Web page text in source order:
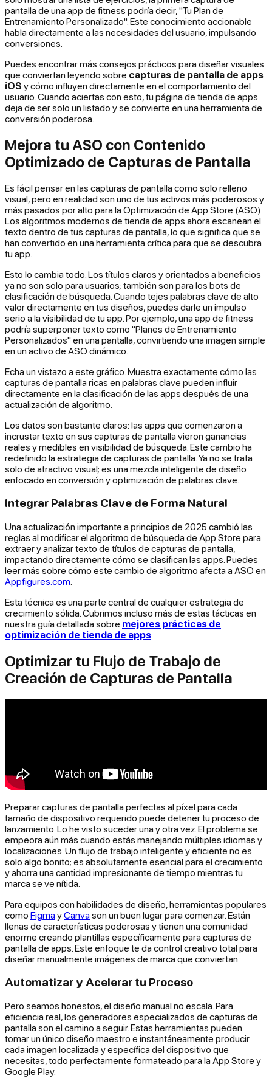
pantalla de una app de fitness podría decir, "Tu Plan de
Entrenamiento Personalizado". Este conocimiento accionable
habla directamente a las necesidades del usuario, impulsando
conversiones.
Puedes encontrar más consejos prácticos para diseñar visuales
que conviertan leyendo sobre capturas de pantalla de apps
iOS y cómo influyen directamente en el comportamiento del
usuario. Cuando aciertas con esto, tu página de tienda de apps
deja de ser solo un listado y se convierte en una herramienta de
conversión poderosa.
Mejora tu ASO con Contenido
Optimizado de Capturas de Pantalla
Es fácil pensar en las capturas de pantalla como solo relleno
visual, pero en realidad son uno de tus activos más poderosos y
más pasados por alto para la Optimización de App Store (ASO).
Los algoritmos modernos de tienda de apps ahora escanean el
texto dentro de tus capturas de pantalla, lo que significa que se
han convertido en una herramienta crítica para que se descubra
tu app.
Esto lo cambia todo. Los títulos claros y orientados a beneficios
ya no son solo para usuarios; también son para los bots de
clasificación de búsqueda. Cuando tejes palabras clave de alto
valor directamente en tus diseños, puedes darle un impulso
serio a la visibilidad de tu app. Por ejemplo, una app de fitness
podría superponer texto como "Planes de Entrenamiento
Personalizados" en una pantalla, convirtiendo una imagen simple
en un activo de ASO dinámico.
Echa un vistazo a este gráfico. Muestra exactamente cómo las
capturas de pantalla ricas en palabras clave pueden influir
directamente en la clasificación de las apps después de una
actualización de algoritmo.
Los datos son bastante claros: las apps que comenzaron a
incrustar texto en sus capturas de pantalla vieron ganancias
reales y medibles en visibilidad de búsqueda. Este cambio ha
redefinido la estrategia de capturas de pantalla. Ya no se trata
solo de atractivo visual; es una mezcla inteligente de diseño
enfocado en conversión y optimización de palabras clave.
Integrar Palabras Clave de Forma Natural
Una actualización importante a principios de 2025 cambió las
reglas al modificar el algoritmo de búsqueda de App Store para
extraer y analizar texto de títulos de capturas de pantalla,
impactando directamente cómo se clasifican las apps. Puedes
leer más sobre cómo este cambio de algoritmo afecta a ASO en
Appfigures.com
Esta técnica es una parte central de cualquier estrategia de
crecimiento sólida. Cubrimos incluso más de estas tácticas en
nuestra guía detallada sobre mejores prácticas de
optimización de tienda de apps
Optimizar tu Flujo de Trabajo de
Creación de Capturas de Pantalla
Preparar capturas de pantalla perfectas al píxel para cada
tamaño de dispositivo requerido puede detener tu proceso de
lanzamiento. Lo he visto suceder una y otra vez. El problema se
empeora aún más cuando estás manejando múltiples idiomas y
localizaciones. Un flujo de trabajo inteligente y eficiente no es
solo algo bonito; es absolutamente esencial para el crecimiento
y ahorra una cantidad impresionante de tiempo mientras tu
marca se ve nítida.
Para equipos con habilidades de diseño, herramientas populares
como Figma yCanva son un buen lugar para comenzar. Están
llenas de características poderosas y tienen una comunidad
enorme creando plantillas específicamente para capturas de
pantalla de apps. Este enfoque te da control creativo total para
diseñar manualmente imágenes de marca que conviertan.
Automatizar y Acelerar tu Proceso
Pero seamos honestos, el diseño manual no escala. Para
eficiencia real, los generadores especializados de capturas de
pantalla son el camino a seguir. Estas herramientas pueden
tomar un único diseño maestro e instantáneamente producir
cada imagen localizada y específica del dispositivo que
necesitas, todo perfectamente formateado para la App Store y
Google Play.